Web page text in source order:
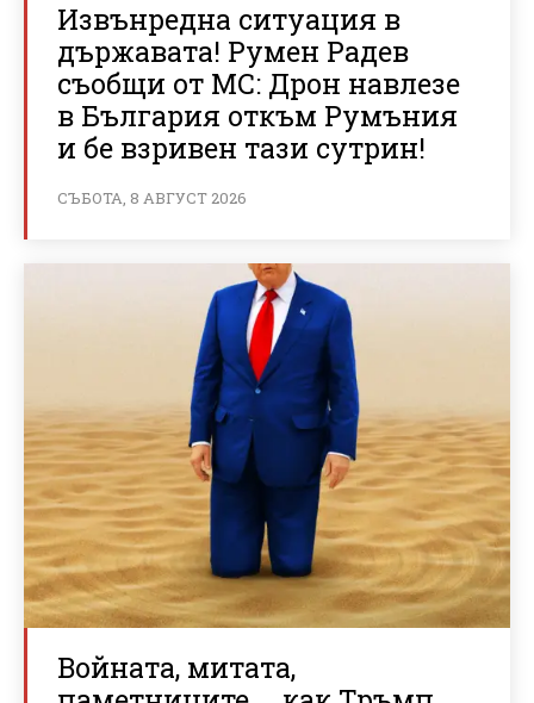
Извънредна ситуация в
държавата! Румен Радев
съобщи от МС: Дрон навлезе
в България откъм Румъния
и бе взривен тази сутрин!
СЪБОТА, 8 АВГУСТ 2026
Войната, митата,